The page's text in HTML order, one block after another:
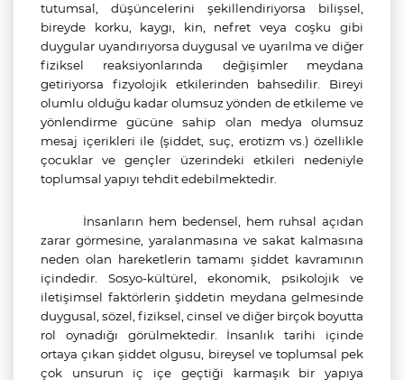
tutumsal, düşüncelerini şekillendiriyorsa bilişsel,
bireyde korku, kaygı, kin, nefret veya coşku gibi
duygular uyandırıyorsa duygusal ve uyarılma ve diğer
fiziksel reaksiyonlarında değişimler meydana
getiriyorsa fizyolojik etkilerinden bahsedilir. Bireyi
olumlu olduğu kadar olumsuz yönden de etkileme ve
yönlendirme gücüne sahip olan medya olumsuz
mesaj içerikleri ile (şiddet, suç, erotizm vs.) özellikle
çocuklar ve gençler üzerindeki etkileri nedeniyle
toplumsal yapıyı tehdit edebilmektedir.
İnsanların hem bedensel, hem ruhsal açıdan
zarar görmesine, yaralanmasına ve sakat kalmasına
neden olan hareketlerin tamamı şiddet kavramının
içindedir. Sosyo-kültürel, ekonomik, psikolojik ve
iletişimsel faktörlerin şiddetin meydana gelmesinde
duygusal, sözel, fiziksel, cinsel ve diğer birçok boyutta
rol oynadığı görülmektedir. İnsanlık tarihi içinde
ortaya çıkan şiddet olgusu, bireysel ve toplumsal pek
çok unsurun iç içe geçtiği karmaşık bir yapıya